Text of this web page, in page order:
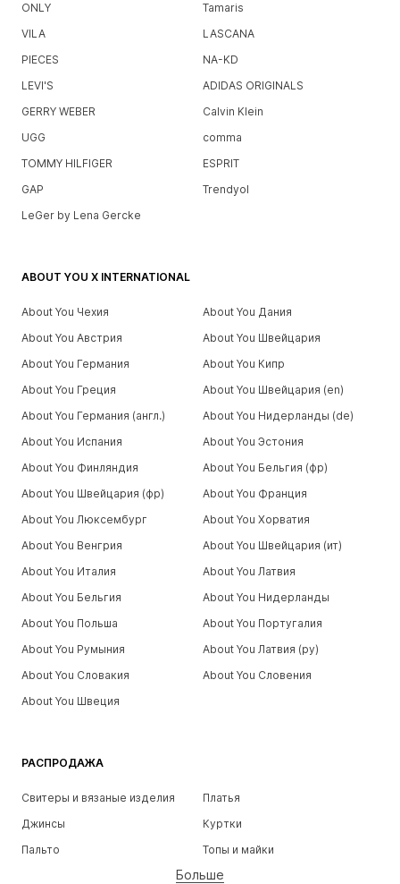
ONLY
Tamaris
VILA
LASCANA
PIECES
NA-KD
LEVI'S
ADIDAS ORIGINALS
GERRY WEBER
Calvin Klein
UGG
comma
TOMMY HILFIGER
ESPRIT
GAP
Trendyol
LeGer by Lena Gercke
РАСПРОДАЖА
Свитеры и вязаные изделия
Платья
Джинсы
Куртки
Пальто
Топы и майки
Белье
Больше
ABOUT YOU X INTERNATIONAL
About You Чехия
About You Дания
About You Австрия
About You Швейцария
About You Германия
About You Кипр
About You Греция
About You Швейцария (en)
About You Германия (англ.)
About You Нидерланды (de)
About You Испания
About You Эстония
About You Финляндия
About You Бельгия (фр)
About You Швейцария (фр)
About You Франция
About You Люксембург
About You Хорватия
About You Венгрия
About You Швейцария (ит)
About You Италия
About You Латвия
About You Бельгия
About You Нидерланды
About You Польша
About You Португалия
About You Румыния
About You Латвия (ру)
About You Словакия
About You Словения
About You Швеция